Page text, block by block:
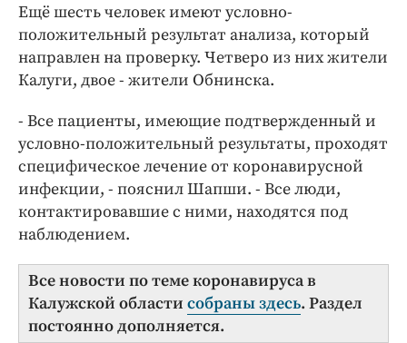
Ещё шесть человек имеют условно-
положительный результат анализа, который
направлен на проверку. Четверо из них жители
Калуги, двое - жители Обнинска.
- Все пациенты, имеющие подтвержденный и
условно-положительный результаты, проходят
специфическое лечение от коронавирусной
инфекции, - пояснил Шапши. - Все люди,
контактировавшие с ними, находятся под
наблюдением.
Все новости по теме коронавируса в
Калужской области собраны здесь. Раздел
постоянно дополняется.